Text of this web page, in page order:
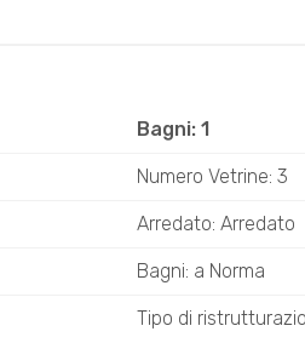
Bagni: 1
Numero Vetrine: 3
Arredato: Arredato
Bagni: a Norma
Tipo di